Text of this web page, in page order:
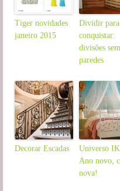
Tiger novidades
janeiro 2015
Dividir para
conquistar:
divisões sem
paredes
Decorar Escadas
Universo
Ano novo,
nova!